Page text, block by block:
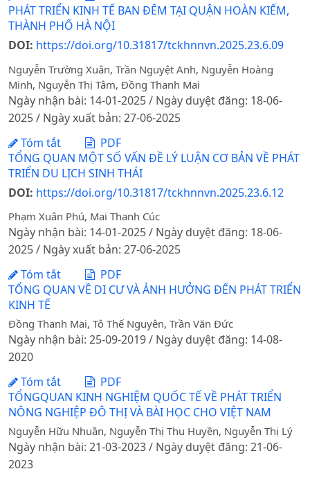
PHÁT TRIỂN KINH TẾ BAN ĐÊM TẠI QUẬN HOÀN KIẾM,
THÀNH PHỐ HÀ NỘI
DOI: https://doi.org/10.31817/tckhnnvn.2025.23.6.09
Nguyễn Trường Xuân, Trần Nguyệt Anh, Nguyễn Hoàng
Minh, Nguyễn Thị Tâm, Đồng Thanh Mai
Ngày nhận bài: 14-01-2025 / Ngày duyệt đăng: 18-06-
2025 / Ngày xuất bản: 27-06-2025
Tóm tắt
PDF
TỔNG QUAN MỘT SỐ VẤN ĐỀ LÝ LUẬN CƠ BẢN VỀ PHÁT
TRIỂN DU LỊCH SINH THÁI
DOI: https://doi.org/10.31817/tckhnnvn.2025.23.6.12
Phạm Xuân Phú, Mai Thanh Cúc
Ngày nhận bài: 14-01-2025 / Ngày duyệt đăng: 18-06-
2025 / Ngày xuất bản: 27-06-2025
Tóm tắt
PDF
TỔNG QUAN VỀ DI CƯ VÀ ẢNH HƯỞNG ĐẾN PHÁT TRIỂN
KINH TẾ
Đồng Thanh Mai, Tô Thế Nguyên, Trần Văn Đức
Ngày nhận bài: 25-09-2019 / Ngày duyệt đăng: 14-08-
2020
Tóm tắt
PDF
TỔNGQUAN KINH NGHIỆM QUỐC TẾ VỀ PHÁT TRIỂN
NÔNG NGHIỆP ĐÔ THỊ VÀ BÀI HỌC CHO VIỆT NAM
Nguyễn Hữu Nhuần, Nguyễn Thị Thu Huyền, Nguyễn Thị Lý
Ngày nhận bài: 21-03-2023 / Ngày duyệt đăng: 21-06-
2023